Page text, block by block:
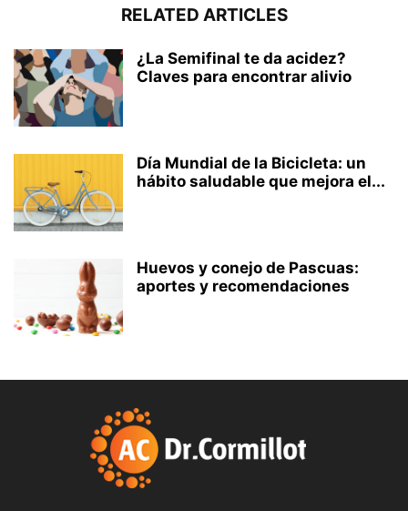
RELATED ARTICLES
¿La Semifinal te da acidez?
Claves para encontrar alivio
Día Mundial de la Bicicleta: un
hábito saludable que mejora el...
Huevos y conejo de Pascuas:
aportes y recomendaciones